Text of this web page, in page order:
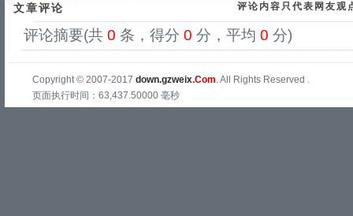
文章评论 评论内容只代表网友观
评论摘要(共 0 条，得分 0 分，平均 0 分)
Copyright © 2007-2017 down.gzweix.Com. All Rights Reserved .
页面执行时间：63,437.50000 毫秒